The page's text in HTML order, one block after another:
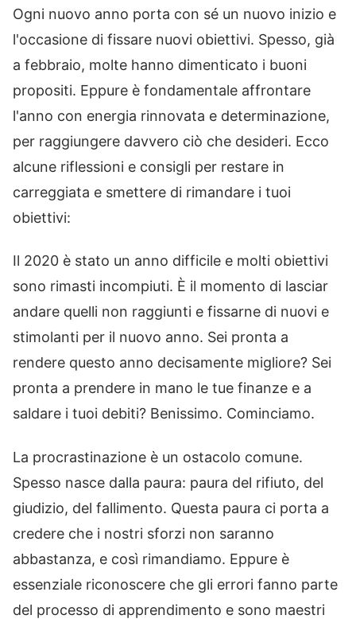
Ogni nuovo anno porta con sé un nuovo inizio e
l'occasione di fissare nuovi obiettivi. Spesso, già
a febbraio, molte hanno dimenticato i buoni
propositi. Eppure è fondamentale affrontare
l'anno con energia rinnovata e determinazione,
per raggiungere davvero ciò che desideri. Ecco
alcune riflessioni e consigli per restare in
carreggiata e smettere di rimandare i tuoi
obiettivi:
Il 2020 è stato un anno difficile e molti obiettivi
sono rimasti incompiuti. È il momento di lasciar
andare quelli non raggiunti e fissarne di nuovi e
stimolanti per il nuovo anno. Sei pronta a
rendere questo anno decisamente migliore? Sei
pronta a prendere in mano le tue finanze e a
saldare i tuoi debiti? Benissimo. Cominciamo.
La procrastinazione è un ostacolo comune.
Spesso nasce dalla paura: paura del rifiuto, del
giudizio, del fallimento. Questa paura ci porta a
credere che i nostri sforzi non saranno
abbastanza, e così rimandiamo. Eppure è
essenziale riconoscere che gli errori fanno parte
del processo di apprendimento e sono maestri